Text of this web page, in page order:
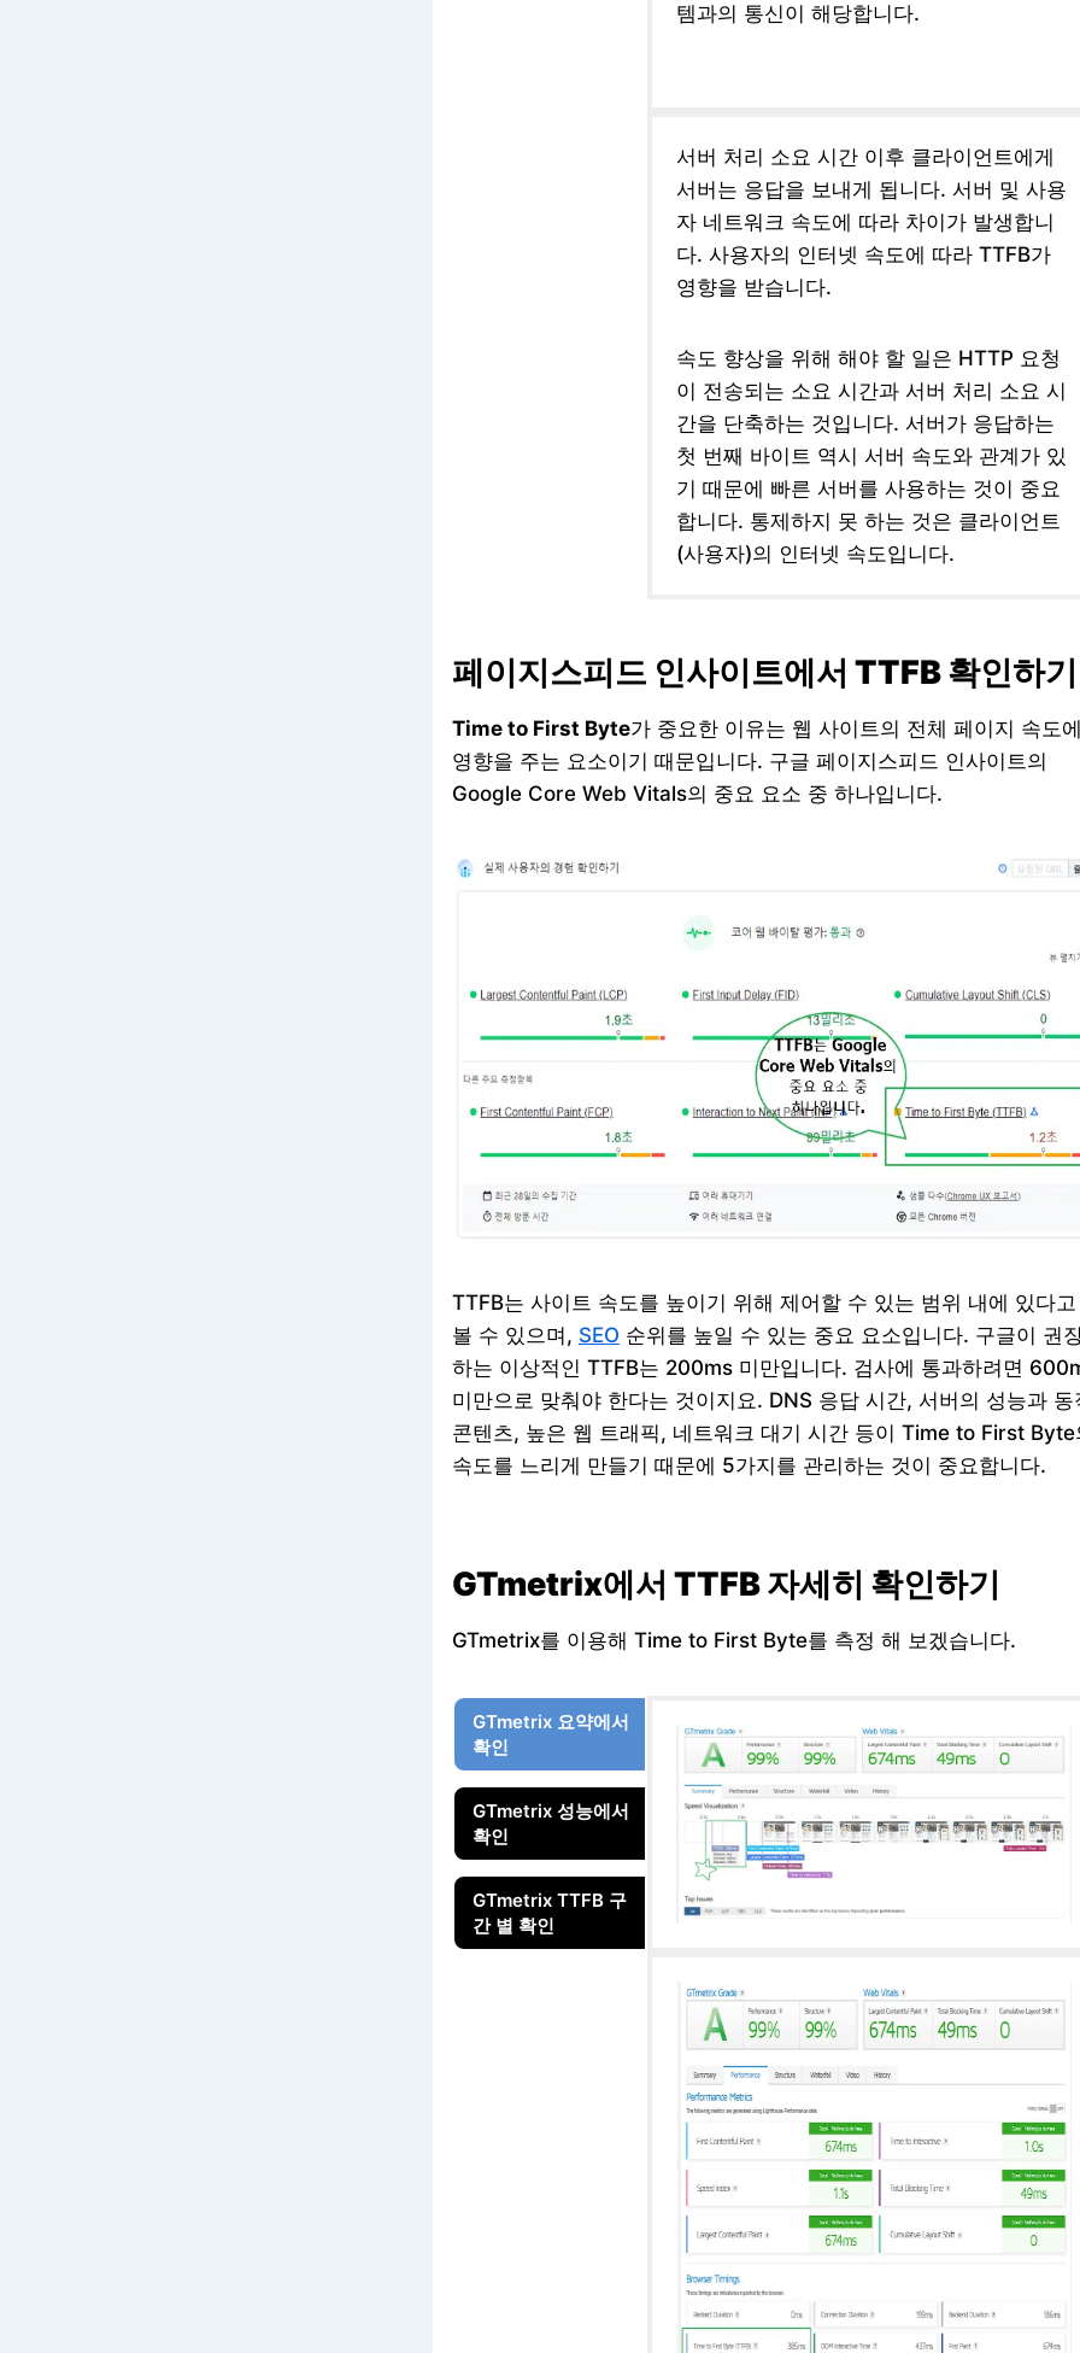
템과의 통신이 해당합니다.
서버 처리 소요 시간 이후 클라이언트에게
서버는 응답을 보내게 됩니다. 서버 및 사용
자 네트워크 속도에 따라 차이가 발생합니
다. 사용자의 인터넷 속도에 따라 TTFB가
영향을 받습니다.
속도 향상을 위해 해야 할 일은 HTTP 요청
이 전송되는 소요 시간과 서버 처리 소요 시
간을 단축하는 것입니다. 서버가 응답하는
첫 번째 바이트 역시 서버 속도와 관계가 있
기 때문에 빠른 서버를 사용하는 것이 중요
합니다. 통제하지 못 하는 것은 클라이언트
(사용자)의 인터넷 속도입니다.
페이지스피드 인사이트에서 TTFB 확인하기
Time to First Byte가 중요한 이유는 웹 사이트의 전체 페이지 속도
영향을 주는 요소이기 때문입니다. 구글 페이지스피드 인사이트의
Google Core Web Vitals의 중요 요소 중 하나입니다.
TTFB는 사이트 속도를 높이기 위해 제어할 수 있는 범위 내에 있다고
볼 수 있으며, SEO 순위를 높일 수 있는 중요 요소입니다. 구글이 권
하는 이상적인 TTFB는 200ms 미만입니다. 검사에 통과하려면
미만으로 맞춰야 한다는 것이지요. DNS 응답 시간, 서버의 성능과 동
콘텐츠, 높은 웹 트래픽, 네트워크 대기 시간 등이 Time to First Byte
속도를 느리게 만들기 때문에 5가지를 관리하는 것이 중요합니다.
GTmetrix에서 TTFB 자세히 확인하기
GTmetrix를 이용해 Time to First Byte를 측정 해 보겠습니다.
GTmetrix 요약에서
확인
GTmetrix 성능에서
확인
GTmetrix TTFB 구
간 별 확인